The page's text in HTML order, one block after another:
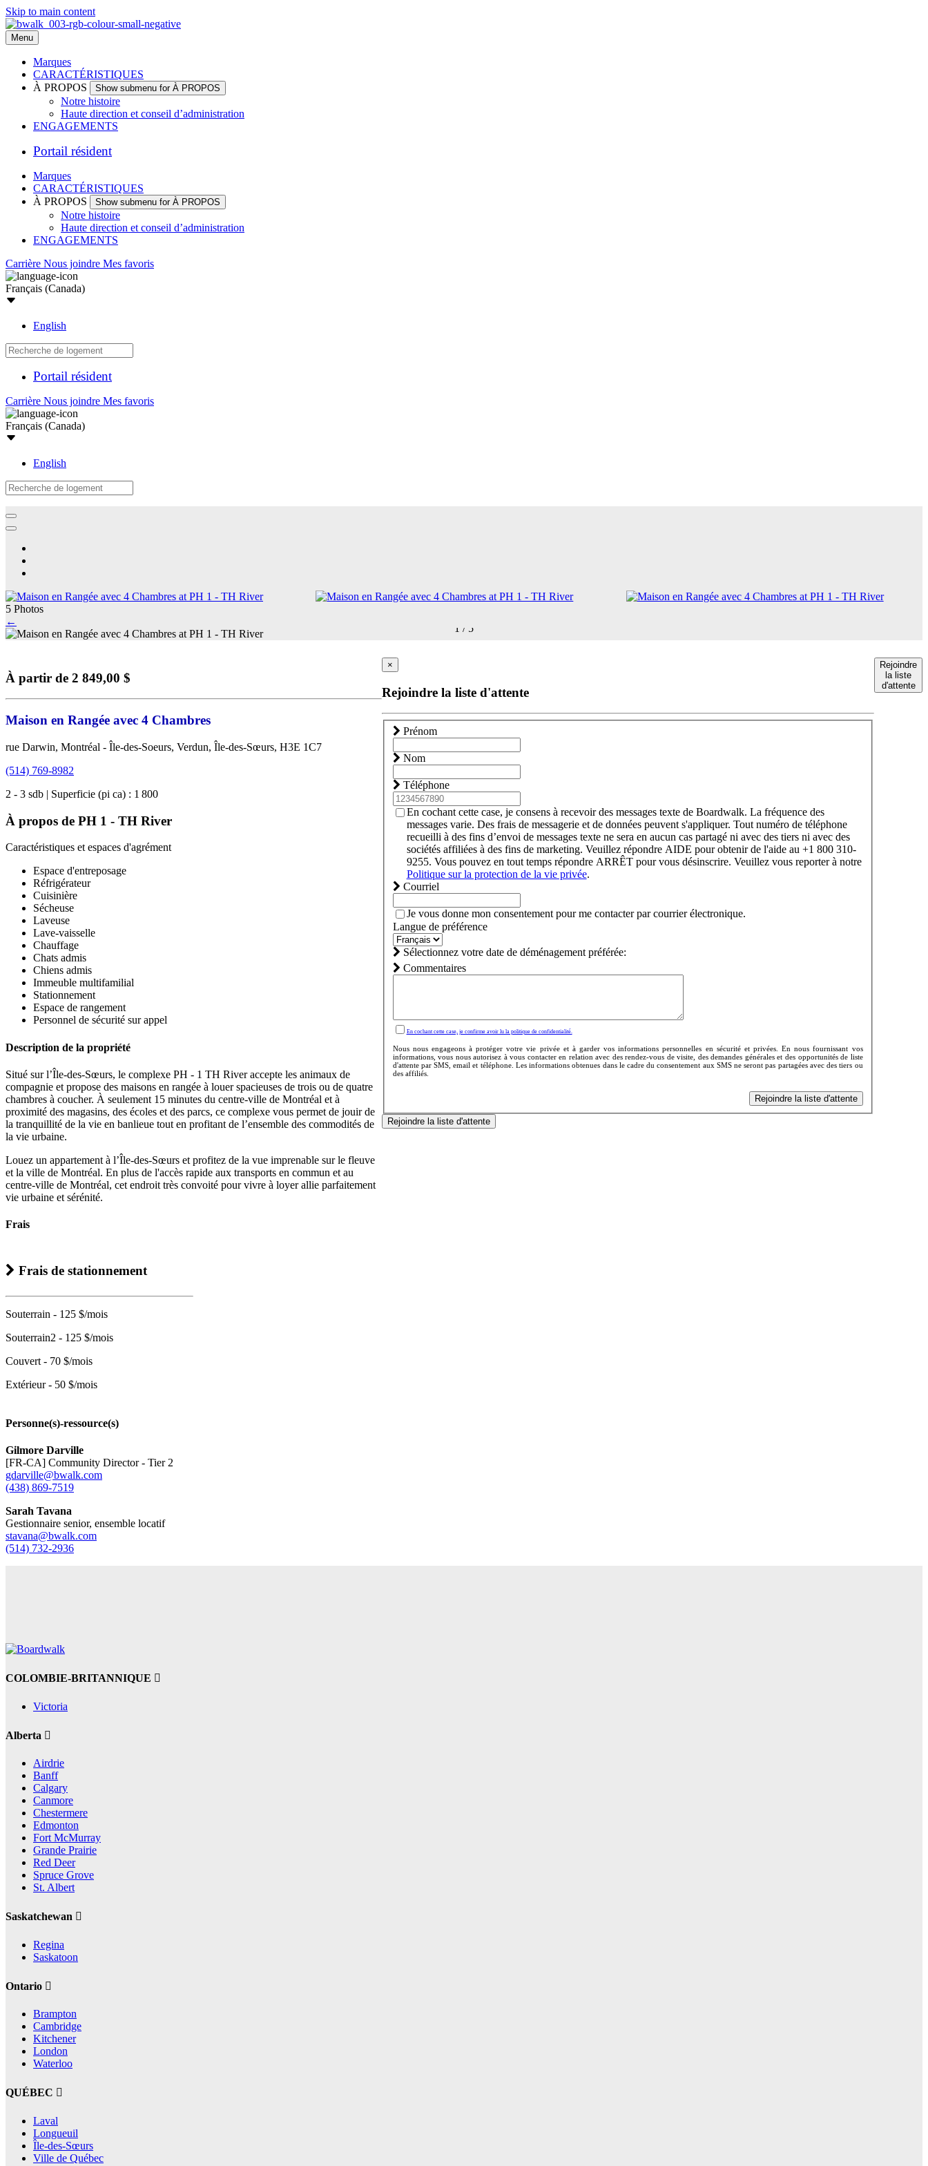
Skip to main content
Menu
Marques
CARACTÉRISTIQUES
À PROPOS
Show submenu for À PROPOS
Notre histoire
Haute direction et conseil d’administration
ENGAGEMENTS
Portail résident
Marques
CARACTÉRISTIQUES
À PROPOS
Show submenu for À PROPOS
Notre histoire
Haute direction et conseil d’administration
ENGAGEMENTS
Carrière Nous joindre Mes favoris
Français (Canada)
English
Portail résident
Carrière Nous joindre Mes favoris
Français (Canada)
English
5 Photos
←
1 / 5
À partir de 2 849,00 $
Maison en Rangée avec 4 Chambres
rue Darwin, Montréal - Île-des-Soeurs, Verdun, Île-des-Sœurs, H3E 1C7
(514) 769-8982
2 - 3 sdb | Superficie (pi ca) : 1 800
À propos de PH 1 - TH River
Caractéristiques et espaces d'agrément
Espace d'entreposage
Réfrigérateur
Cuisinière
Sécheuse
Laveuse
Lave-vaisselle
Chauffage
Chats admis
Chiens admis
Immeuble multifamilial
Stationnement
Espace de rangement
Personnel de sécurité sur appel
Description de la propriété
Situé sur l’Île-des-Sœurs, le complexe PH - 1 TH River accepte les animaux de
compagnie et propose des maisons en rangée à louer spacieuses de trois ou de quatre
chambres à coucher. À seulement 15 minutes du centre-ville de Montréal et à
proximité des magasins, des écoles et des parcs, ce complexe vous permet de jouir de
la tranquillité de la vie en banlieue tout en profitant de l’ensemble des commodités de
la vie urbaine.
Louez un appartement à l’Île-des-Sœurs et profitez de la vue imprenable sur le fleuve
et la ville de Montréal. En plus de l'accès rapide aux transports en commun et au
centre-ville de Montréal, cet endroit très convoité pour vivre à loyer allie parfaitement
vie urbaine et sérénité.
Frais
Frais de stationnement
Souterrain - 125 $/mois
Souterrain2 - 125 $/mois
Couvert - 70 $/mois
Extérieur - 50 $/mois
Personne(s)-ressource(s)
Gilmore Darville
[FR-CA] Community Director - Tier 2
gdarville@bwalk.com
(438) 869-7519
Sarah Tavana
Gestionnaire senior, ensemble locatif
stavana@bwalk.com
(514) 732-2936
×
Rejoindre la liste d'attente
Prénom
Nom
Téléphone
En cochant cette case, je consens à recevoir des messages texte de Boardwalk. La fréquence des
messages varie. Des frais de messagerie et de données peuvent s'appliquer. Tout numéro de téléphone
recueilli à des fins d’envoi de messages texte ne sera en aucun cas partagé ni avec des tiers ni avec des
sociétés affiliées à des fins de marketing. Veuillez répondre AIDE pour obtenir de l'aide au +1 800 310-
9255. Vous pouvez en tout temps répondre ARRÊT pour vous désinscrire. Veuillez vous reporter à notre
Politique sur la protection de la vie privée.
Courriel
Je vous donne mon consentement pour me contacter par courrier électronique.
Langue de préférence
Sélectionnez votre date de déménagement préférée:
Commentaires
En cochant cette case, je confirme avoir lu la politique de confidentialité.
Nous nous engageons à protéger votre vie privée et à garder vos informations personnelles en sécurité et privées. En nous fournissant vos
informations, vous nous autorisez à vous contacter en relation avec des rendez-vous de visite, des demandes générales et des opportunités de liste
d'attente par SMS, email et téléphone. Les informations obtenues dans le cadre du consentement aux SMS ne seront pas partagées avec des tiers ou
des affiliés.
Rejoindre la liste d'attente
Rejoindre la liste d'attente
Rejoindre
la liste
d'attente
COLOMBIE-BRITANNIQUE
Victoria
Alberta
Airdrie
Banff
Calgary
Canmore
Chestermere
Edmonton
Fort McMurray
Grande Prairie
Red Deer
Spruce Grove
St. Albert
Saskatchewan
Regina
Saskatoon
Ontario
Brampton
Cambridge
Kitchener
London
Waterloo
QUÉBEC
Laval
Longueuil
Île-des-Sœurs
Ville de Québec